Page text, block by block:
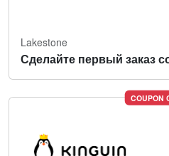
Lakestone
Сделайте первый заказ
COUPON